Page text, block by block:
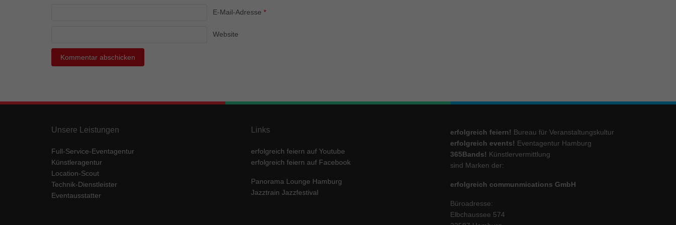
E-Mail-Adresse *
Website
Unsere Leistungen
Full-Service-Eventagentur
Künstleragentur
Location-Scout
Technik-Dienstleister
Eventausstatter
Links
erfolgreich feiern auf Youtube
erfolgreich feiern auf Facebook
Panorama Lounge Hamburg
Jazztrain Jazzfestival
erfolgreich feiern! Bureau für Veranstaltungskultur
erfolgreich events! Eventagentur Hamburg
365Bands! Künstlervermittlung
sind Marken der:
erfolgreich communmications GmbH
Büroadresse:
Elbchaussee 574
Cookie-Informationen anzeigen
Inhalte von Videoplattformen und Social-Media-Plattformen werden standardmäßig blockiert.
Wenn Cookies von externen Medien akzeptiert werden, bedarf der Zugriff auf diese Inhalte
keiner manuellen Einwilligung mehr.
Impressum